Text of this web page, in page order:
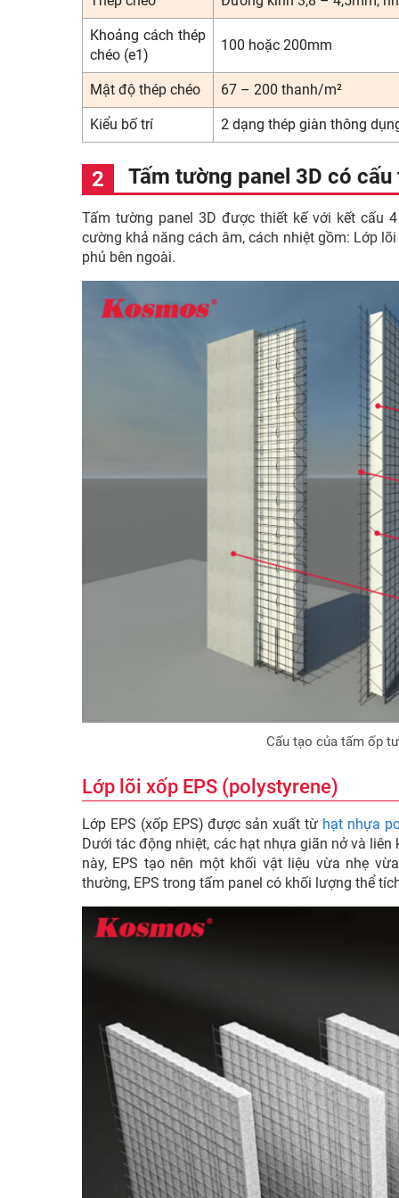
Khoảng cách thép
chéo (e1)
100 hoặc 200mm
Mật độ thép chéo 67 – 200 thanh/m²
Kiểu bố trí 2 dạng thép giàn thông
Tấm tường panel 3D có
Tấm tường panel 3D được thiết kế với kết cấu
cường khả năng cách âm, cách nhiệt gồm: Lớp
phủ bên ngoài.
Cấu tạo của tấm ốp
Lớp lõi xốp EPS (polystyrene)
Lớp EPS (xốp EPS) được sản xuất từ hạt nhựa
Dưới tác động nhiệt, các hạt nhựa giãn nở và
này, EPS tạo nên một khối vật liệu vừa nhẹ
thường, EPS trong tấm panel có khối lượng thể